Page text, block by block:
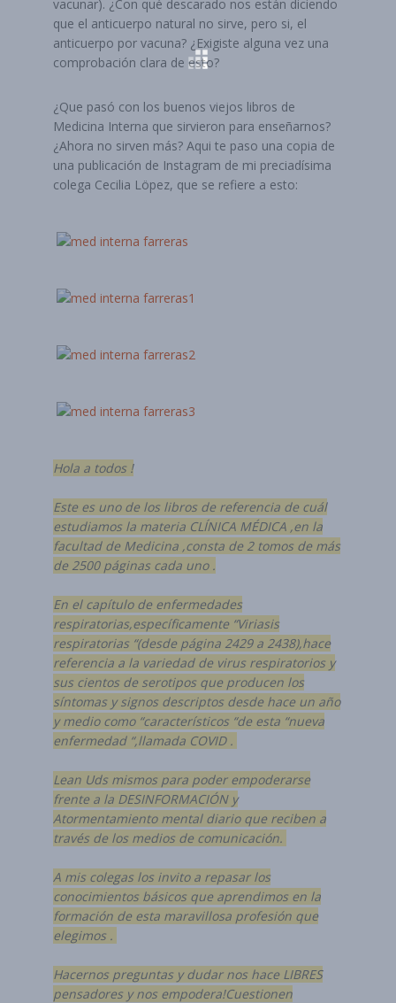
vacunar). ¿Con qué descarado nos están diciendo
que el anticuerpo natural no sirve, pero si, el
anticuerpo por vacuna? ¿Exigiste alguna vez una
comprobación clara de esto?
¿Que pasó con los buenos viejos libros de
Medicina Interna que sirvieron para enseñarnos?
¿Ahora no sirven más? Aqui te paso una copia de
una publicación de Instagram de mi preciadísima
colega Cecilia Löpez, que se refiere a esto:
Hola a todos !
Este es uno de los libros de referencia de cuál
estudiamos la materia CLÍNICA MÉDICA ,en la
facultad de Medicina ,consta de 2 tomos de más
de 2500 páginas cada uno .
En el capítulo de enfermedades
respiratorias,específicamente “Viriasis
respiratorias “(desde página 2429 a 2438),hace
referencia a la variedad de virus respiratorios y
sus cientos de serotipos que producen los
síntomas y signos descriptos desde hace un año
y medio como “característicos “de esta “nueva
enfermedad “,llamada COVID .
Lean Uds mismos para poder empoderarse
frente a la DESINFORMACIÓN y
Atormentamiento mental diario que reciben a
través de los medios de comunicación.
A mis colegas los invito a repasar los
conocimientos básicos que aprendimos en la
formación de esta maravillosa profesión que
elegimos .
Hacernos preguntas y dudar nos hace LIBRES
pensadores y nos empodera!Cuestionen